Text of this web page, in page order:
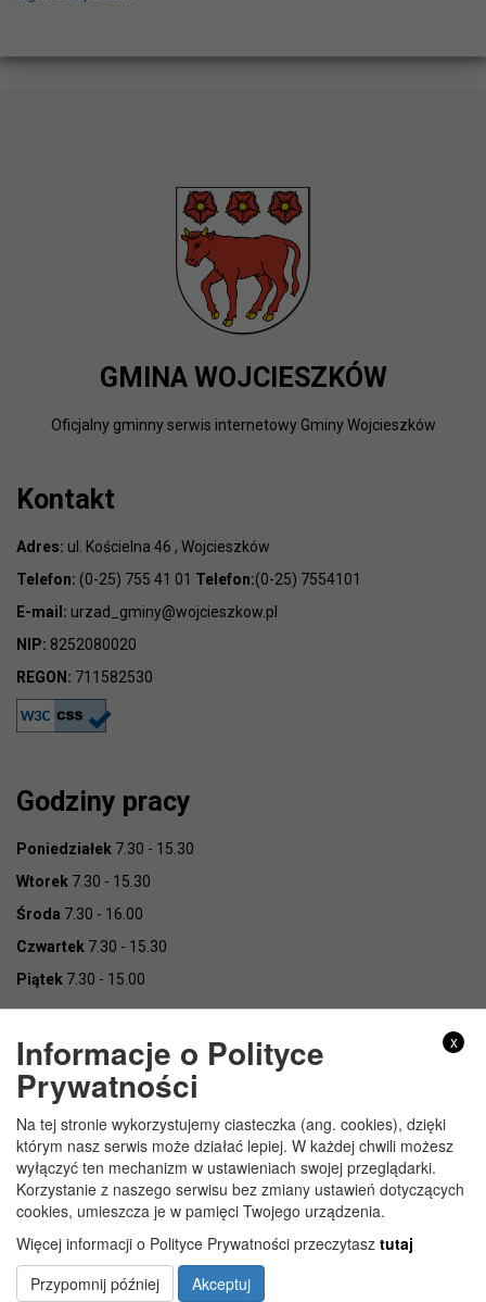
GMINA WOJCIESZKÓW
Oficjalny gminny serwis internetowy Gminy Wojcieszków
Kontakt
Adres: ul. Kościelna 46 , Wojcieszków
Telefon: (0-25) 755 41 01 Telefon:(0-25) 7554101
E-mail: urzad_gminy@wojcieszkow.pl
NIP: 8252080020
REGON: 711582530
Godziny pracy
Poniedziałek 7.30 - 15.30
Wtorek 7.30 - 15.30
Środa 7.30 - 16.00
Czwartek 7.30 - 15.30
Piątek 7.30 - 15.00
Copyright © Urząd Gminy Wojcieszków
x
Informacje o Polityce
Prywatności
Na tej stronie wykorzystujemy ciasteczka (ang. cookies), dzięki
którym nasz serwis może działać lepiej. W każdej chwili możesz
wyłączyć ten mechanizm w ustawieniach swojej przeglądarki.
Korzystanie z naszego serwisu bez zmiany ustawień dotyczących
cookies, umieszcza je w pamięci Twojego urządzenia.
Więcej informacji o Polityce Prywatności przeczytasz tutaj
Przypomnij później
Akceptuj